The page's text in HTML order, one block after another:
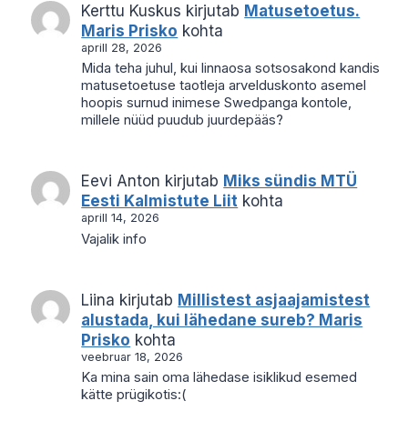
Kerttu Kuskus kirjutab Matusetoetus.
Maris Prisko kohta
aprill 28, 2026
Mida teha juhul, kui linnaosa sotsosakond kandis
matusetoetuse taotleja arvelduskonto asemel
hoopis surnud inimese Swedpanga kontole,
millele nüüd puudub juurdepääs?
Eevi Anton kirjutab Miks sündis MTÜ
Eesti Kalmistute Liit kohta
aprill 14, 2026
Vajalik info
Liina kirjutab Millistest asjaajamistest
alustada, kui lähedane sureb? Maris
Prisko kohta
veebruar 18, 2026
Ka mina sain oma lähedase isiklikud esemed
kätte prügikotis:(